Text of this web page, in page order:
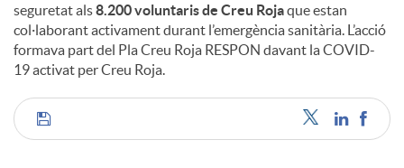
seguretat als8.200 voluntaris de Creu Rojaque estan
col·laborant activament durant l’emergència sanitària. L’acció
formava part del Pla Creu Roja RESPON davant la COVID-
19 activat per Creu Roja.
C